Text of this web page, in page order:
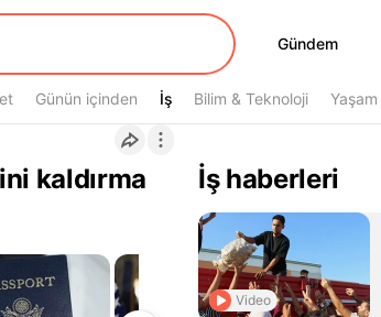
Gündem
Gündem
Günün içinden İş
İş Bilim & Teknoloji Yaşam
kaldırma
İş haberleri
Video